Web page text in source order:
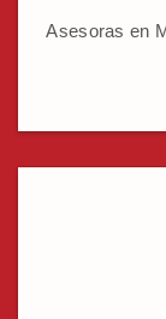
Asesoras en